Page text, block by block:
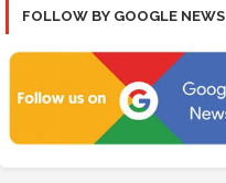
FOLLOW BY GOOGLE NEWS